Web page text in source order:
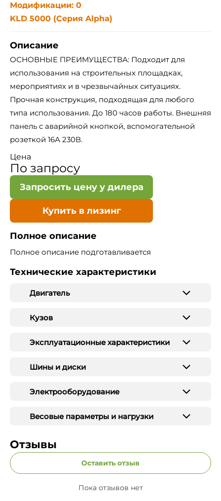
Модификации: 0
KLD 5000 (Серия Alpha)
Описание
ОСНОВНЫЕ ПРЕИМУЩЕСТВА: Подходит для
использования на строительных площадках,
мероприятиях и в чрезвычайных ситуациях.
Прочная конструкция, подходящая для любого
типа использования. До 180 часов работы. Внешняя
панель с аварийной кнопкой, вспомогательной
розеткой 16А 230В.
Цена
По запросу
Запросить цену у дилера
Купить в лизинг
Полное описание
Полное описание подготавливается
Технические характеристики
Двигатель
Кузов
Эксплуатационные характеристики
Шины и диски
Электрооборудование
Весовые параметры и нагрузки
Отзывы
Оставить отзыв
Пока отзывов нет